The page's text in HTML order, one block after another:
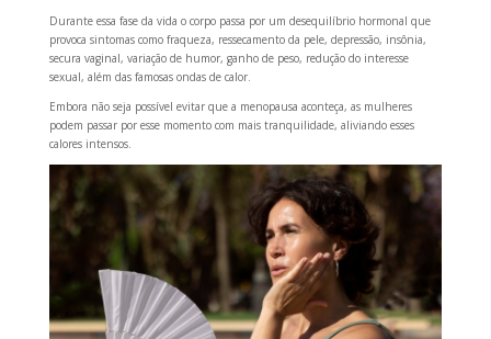
Durante essa fase da vida o corpo passa por um desequilíbrio hormonal que
provoca sintomas como fraqueza, ressecamento da pele, depressão, insônia,
secura vaginal, variação de humor, ganho de peso, redução do interesse
sexual, além das famosas ondas de calor.
Embora não seja possível evitar que a menopausa aconteça, as mulheres
podem passar por esse momento com mais tranquilidade, aliviando esses
calores intensos.